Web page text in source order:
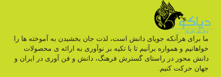
ما برای هرآنکه جویای دانش است، لذت جان بخشیدن به آموخته ها را
خواهانیم و همواره برآنیم تا با تکیه بر نوآوری به ارائه ی محصولات
دانش محور در راستای گسترش فرهنگ، دانش و فن آوری در ایران و
جهان حرکت کنیم.